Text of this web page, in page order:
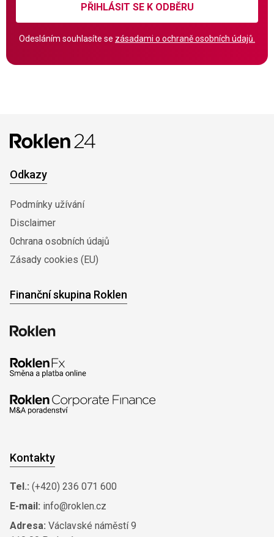
PŘIHLÁSIT SE K ODBĚRU
Odesláním souhlasíte se zásadami o ochraně osobních údajů.
Odkazy
Podmínky užívání
Disclaimer
0chrana osobních údajů
Zásady cookies (EU)
Finanční skupina Roklen
Kontakty
Tel.: (+420) 236 071 600
E-mail: info@roklen.cz
Adresa: Václavské náměstí 9